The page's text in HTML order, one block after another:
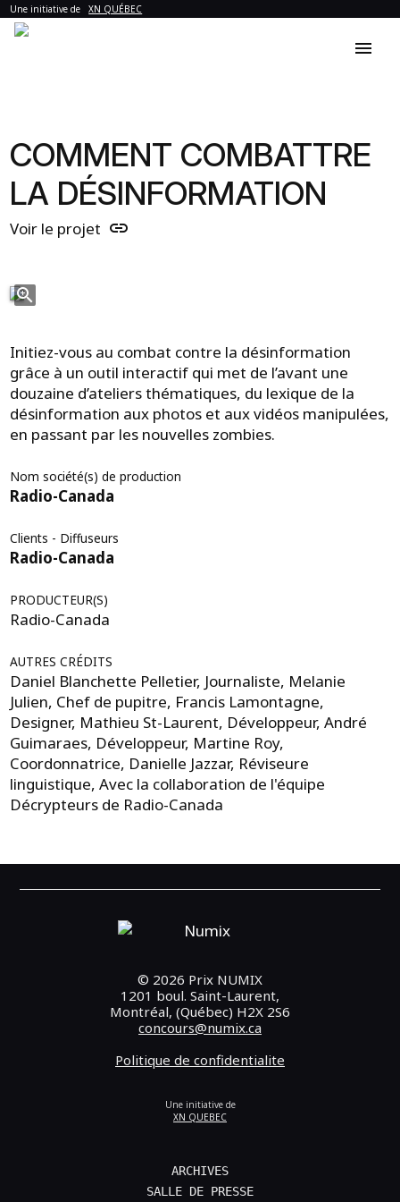
Une initiative de XN QUÉBEC
menu
COMMENT COMBATTRE
LA DÉSINFORMATION
Voir le projet link
zoom_in
Initiez-vous au combat contre la désinformation
grâce à un outil interactif qui met de l’avant une
douzaine d’ateliers thématiques, du lexique de la
désinformation aux photos et aux vidéos manipulées,
en passant par les nouvelles zombies.
Nom société(s) de production
Radio-Canada
Clients - Diffuseurs
Radio-Canada
PRODUCTEUR(S)
Radio-Canada
AUTRES CRÉDITS
Daniel Blanchette Pelletier, Journaliste, Melanie
Julien, Chef de pupitre, Francis Lamontagne,
Designer, Mathieu St-Laurent, Développeur, André
Guimaraes, Développeur, Martine Roy,
Coordonnatrice, Danielle Jazzar, Réviseure
linguistique, Avec la collaboration de l'équipe
Décrypteurs de Radio-Canada
© 2026 Prix NUMIX
1201 boul. Saint-Laurent,
Montréal, (Québec) H2X 2S6
concours@numix.ca
Politique de confidentialite
Une initiative de
XN QUEBEC
ARCHIVES
SALLE DE PRESSE